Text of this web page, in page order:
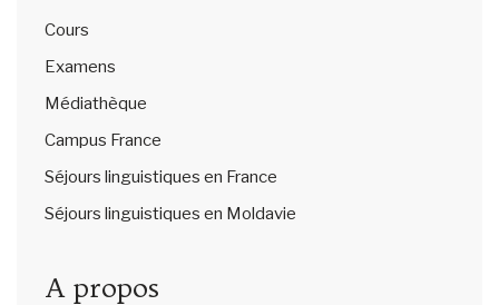
Cours
Examens
Médiathèque
Campus France
Séjours linguistiques en France
Séjours linguistiques en Moldavie
A propos